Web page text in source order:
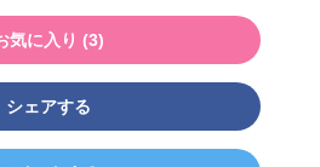
気に入り (3)
シェアする